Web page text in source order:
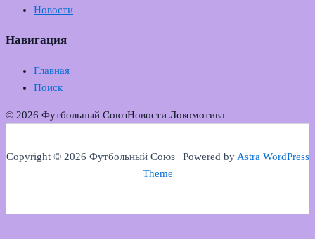
Новости
Навигация
Главная
Поиск
© 2026 Футбольный СоюзНовости Локомотива
Copyright © 2026 Футбольный Союз | Powered byAstra WordPress
Theme